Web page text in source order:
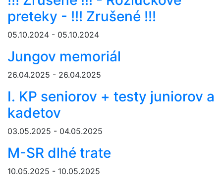
preteky - !!! Zrušené !!!
05.10.2024 - 05.10.2024
Jungov memoriál
26.04.2025 - 26.04.2025
I. KP seniorov + testy juniorov a
kadetov
03.05.2025 - 04.05.2025
M-SR dlhé trate
10.05.2025 - 10.05.2025